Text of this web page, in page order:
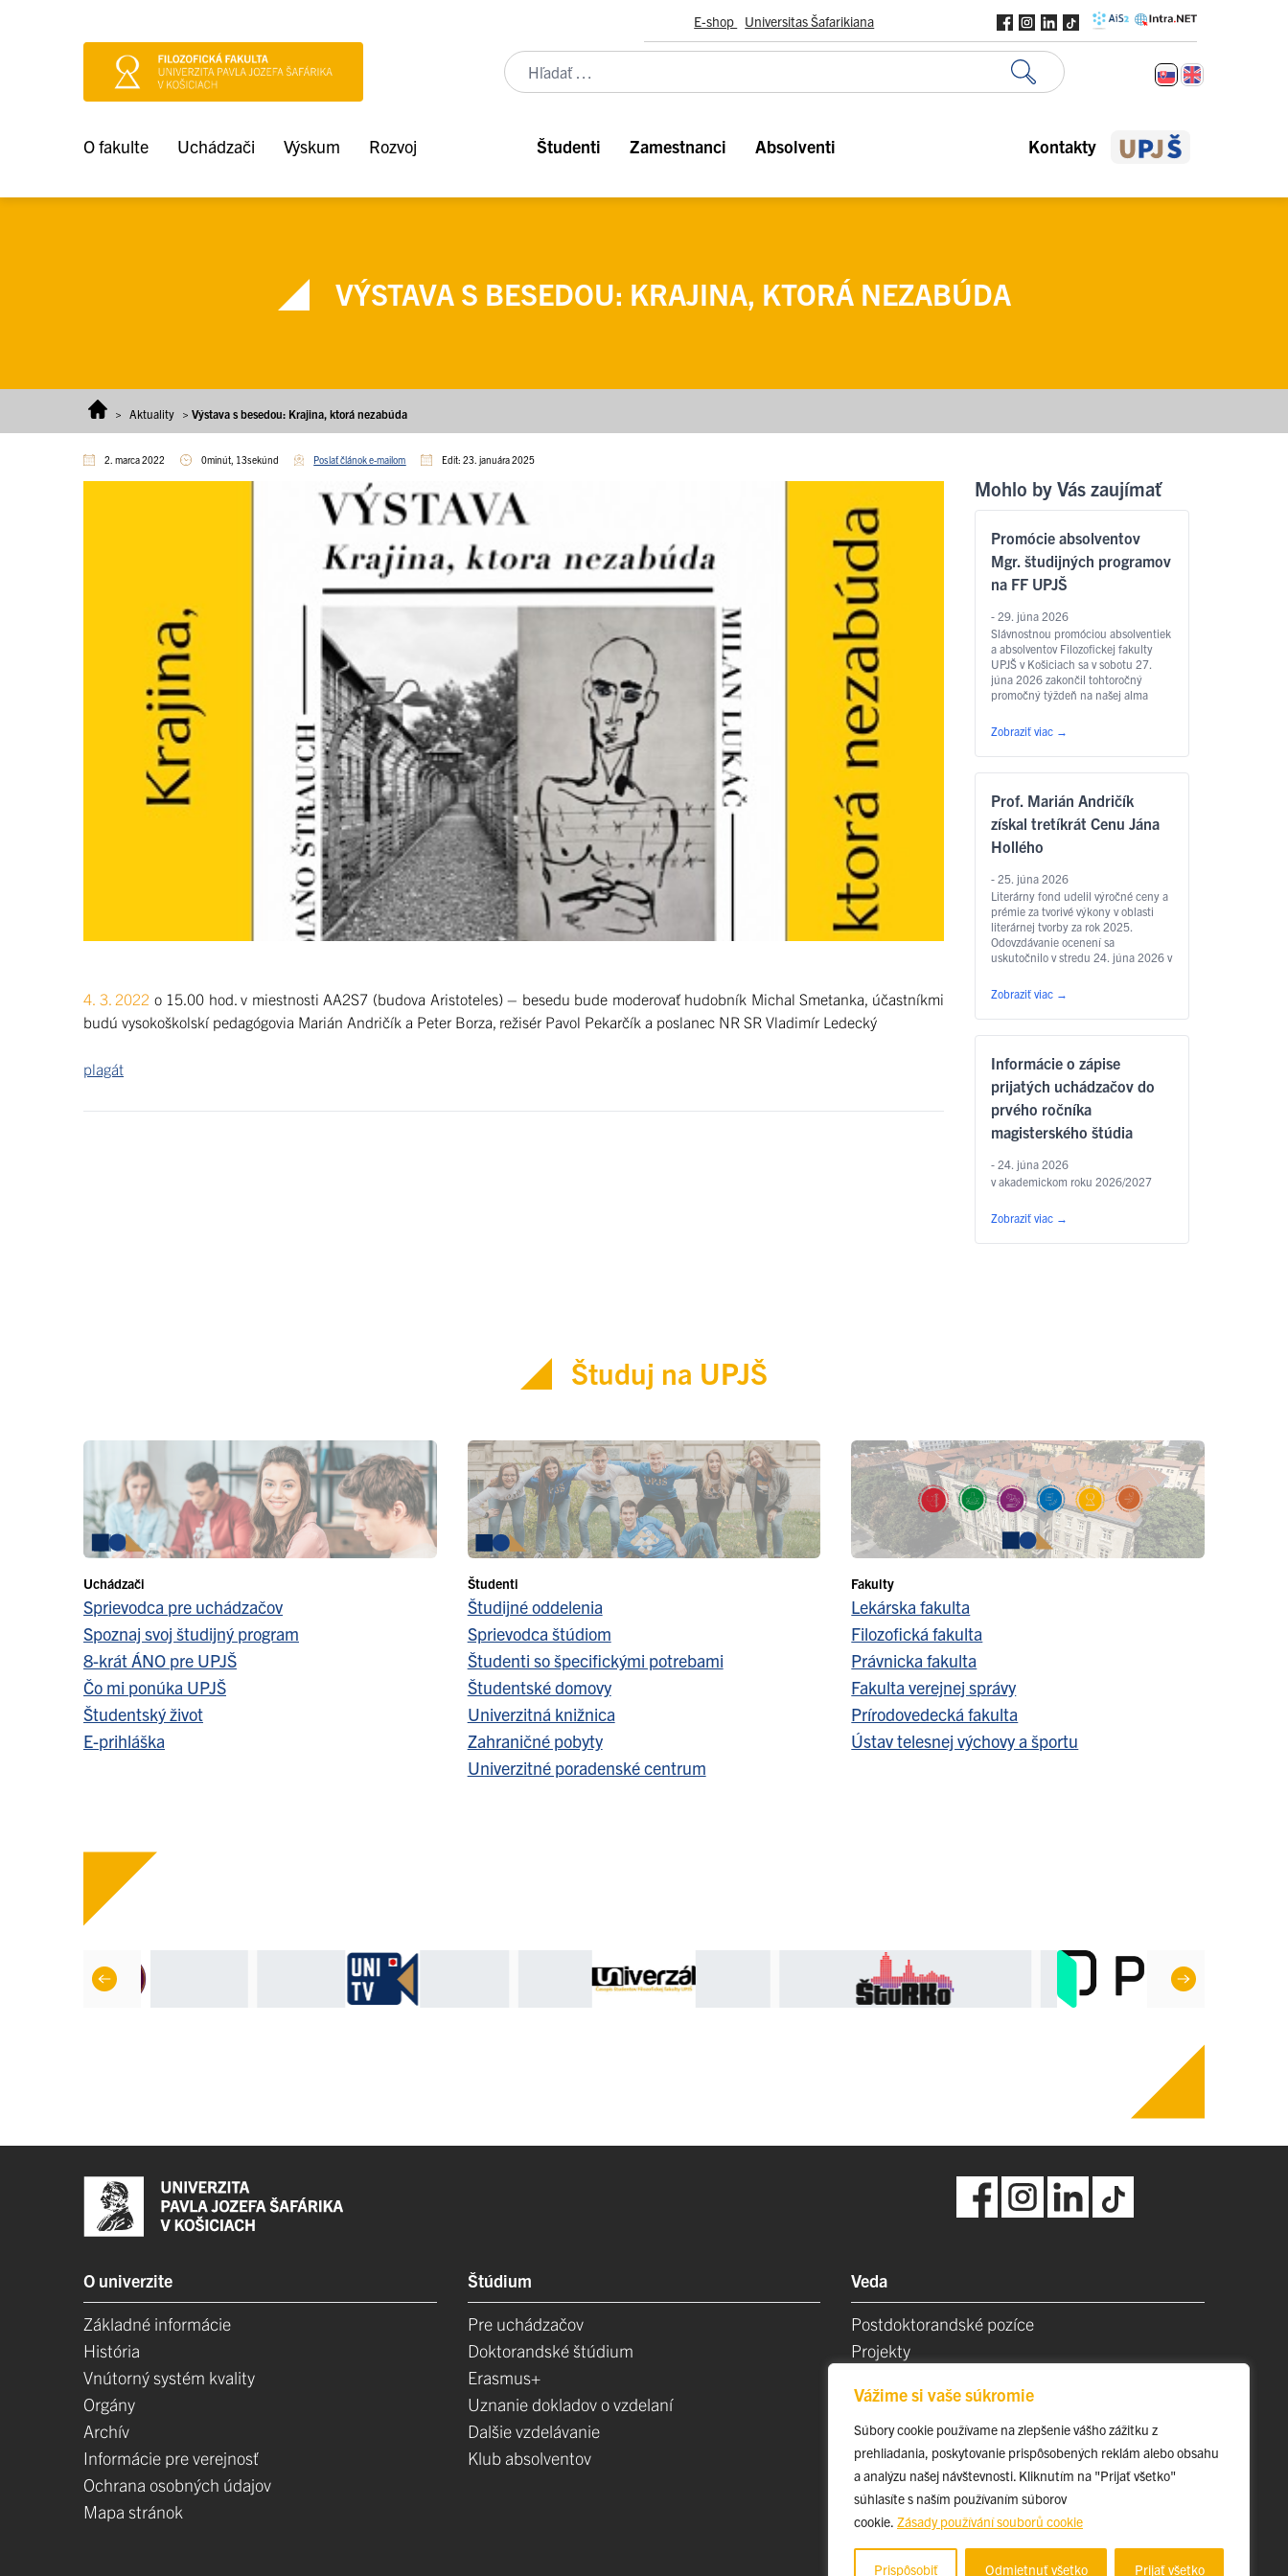
Vážime si vaše súkromie
Súbory cookie používame na zlepšenie vášho zážitku z
prehliadania, poskytovanie prispôsobených reklám alebo obsahu
a analýzu našej návštevnosti. Kliknutím na "Prijať všetko"
súhlasíte s naším používaním súborov
cookie. Zásady používání souborů cookie
Prispôsobiť Odmietnuť všetko Prijať všetko
E-shop Universitas Šafarikiana
O fakulte Uchádzači Výskum Rozvoj Študenti Zamestnanci Absolventi Kontakty
VÝSTAVA S BESEDOU: KRAJINA, KTORÁ NEZABÚDA
> Aktuality > Výstava s besedou: Krajina, ktorá nezabúda
2. marca 2022 0minút, 13sekúnd Poslať článok e-mailom Edit: 23. januára 2025
4. 3. 2022 o 15.00 hod. v miestnosti AA2S7 (budova Aristoteles) – besedu bude moderovať hudobník Michal Smetanka, účastníkmi
budú vysokoškolskí pedagógovia Marián Andričík a Peter Borza, režisér Pavol Pekarčík a poslanec NR SR Vladimír Ledecký
plagát
Mohlo by Vás zaujímať
Promócie absolventov
Mgr. študijných programov
na FF UPJŠ
- 29. júna 2026
Slávnostnou promóciou absolventiek
a absolventov Filozofickej fakulty
UPJŠ v Košiciach sa v sobotu 27.
júna 2026 zakončil tohtoročný
promočný týždeň na našej alma
Aule Lekárskej fakulty UPJŠ na Tr.
SNP – o 9.00 hod. sa uskutočnili
promócie absolventov študijných
programov anglický jazyk pre
slovakisticko-mediálne štúdiá,
filozofia, sociálna práca …
Čítať
ďalej
Zobraziť viac →
Prof. Marián Andričík
získal tretíkrát Cenu Jána
Hollého
- 25. júna 2026
Literárny fond udelil výročné ceny a
prémie za tvorivé výkony v oblasti
literárnej tvorby za rok 2025.
Odovzdávanie ocenení sa
uskutočnilo v stredu 24. júna 2026 v
z laureátov je aj
prodekan Filozofickej fakulty UPJŠ
v Košiciach prof. PhDr. Marián
Andričík, PhD., ktorý dostal Cenu
v kategórii poézia, a to za prvý
slovenský preklad … Čítať ďalej
Zobraziť viac →
Informácie o zápise
prijatých uchádzačov do
prvého ročníka
magisterského štúdia
- 24. júna 2026
v akademickom roku 2026/2027
Zobraziť viac →
Študuj na UPJŠ
Uchádzači
Sprievodca pre uchádzačov
Spoznaj svoj študijný program
8-krát ÁNO pre UPJŠ
Čo mi ponúka UPJŠ
Študentský život
E-prihláška
Študenti
Študijné oddelenia
Sprievodca štúdiom
Študenti so špecifickými potrebami
Študentské domovy
Univerzitná knižnica
Zahraničné pobyty
Univerzitné poradenské centrum
Fakulty
Lekárska fakulta
Filozofická fakulta
Právnicka fakulta
Fakulta verejnej správy
Prírodovedecká fakulta
Ústav telesnej výchovy a športu
O univerzite
Základné informácie
História
Vnútorný systém kvality
Orgány
Archív
Informácie pre verejnosť
Ochrana osobných údajov
Mapa stránok
Štúdium
Pre uchádzačov
Doktorandské štúdium
Erasmus+
Uznanie dokladov o vzdelaní
Dalšie vzdelávanie
Klub absolventov
Veda
Postdoktorandské pozíce
Projekty
TIP-UPJŠ
Vedecké parky
Evidencia publikačnej činnosti
Habilitačné a vymenúvacie konania